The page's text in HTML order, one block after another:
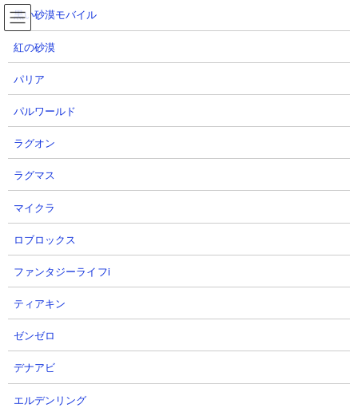
コ
ン
ナ
ビ
蒼き本能の秘境 超極ムズ 攻略動画集
TOP
にゃんこ大戦争
蒼き本能の秘境 超極ムズ 攻略動画集
蒼き本能の秘境 超極ムズ 攻略動画集
【ステージ概要】
本能玉ステージ「蒼き本能の秘境」の「秘境の祠 超極ムズ」
イリアン属性オンリーの最上級ステージ。BOSSであるパラサイト
ブンブンはお金を貯める時間なく出現するので、比較的低コスト
な妨害キャラを用意していないと苦しい戦いになります。また3体
出てくるキャプテン・モグーの攻撃で300～600射程のキャラは容
赦なくなぎ倒されてしまいます。メガロディーテなどは何もでき
ないまま封殺されるパターンが多いのでご注意を。
黒い砂漠モバイル
紅の砂漠
パリア
パルワールド
ラグオン
ラグマス
マイクラ
ロブロックス
ファンタジーライフi
ティアキン
ゼンゼロ
デナアビ
エルデンリング